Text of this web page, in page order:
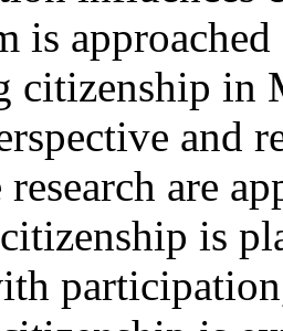
is
citizenship in
and
are
is